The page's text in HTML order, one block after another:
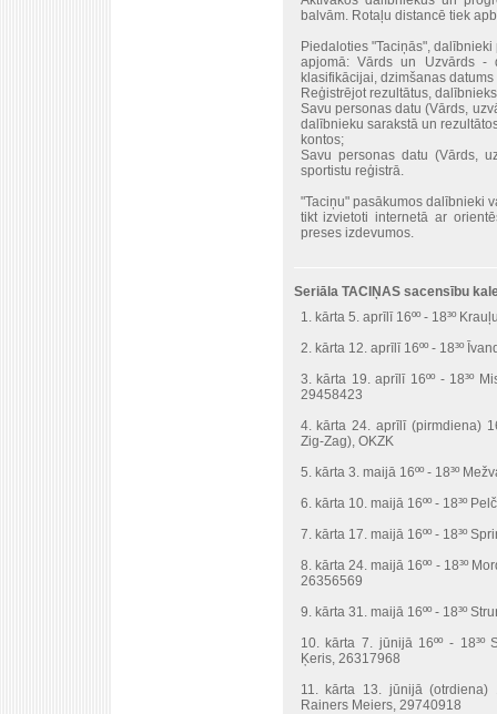
balvām. Rotaļu distancē tiek
Piedaloties "Taciņās",
apjomā: Vārds un Uzvārds -
klasifikācijai, dzimšanas
Reģistrējot rezultātus,
Savu personas datu (Vārds,
dalībnieku sarakstā un
kontos;
Savu personas datu (Vārds,
sportistu reģistrā.
"Taciņu" pasākumos dalībnieki
tikt izvietoti internetā ar
preses izdevumos.
Seriāla TACIŅAS sacensību
1. kārta 5. aprīlī 16ºº - 18³º
2. kārta 12. aprīlī 16ºº - 18³º
3. kārta 19. aprīlī 16ºº - 18³º
29458423
4. kārta 24. aprīlī (pirmdiena)
Zig-Zag), OKZK
5. kārta 3. maijā 16ºº - 18³º
6. kārta 10. maijā 16ºº - 18³º
7. kārta 17. maijā 16ºº - 18³º
8. kārta 24. maijā 16ºº - 18³º
26356569
9. kārta 31. maijā 16ºº - 18³º
10. kārta 7. jūnijā 16ºº - 18³º
Ķeris, 26317968
11. kārta 13. jūnijā (otrdiena)
Rainers Meiers, 29740918